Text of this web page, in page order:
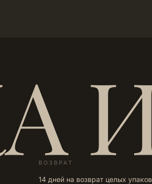
ВОЗВРАТ
14 дней на возврат целых